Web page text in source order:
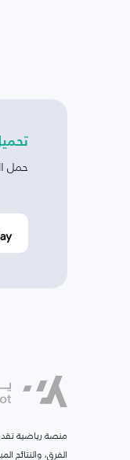
حمل
منصة رياضية
الفرق، والنتائج